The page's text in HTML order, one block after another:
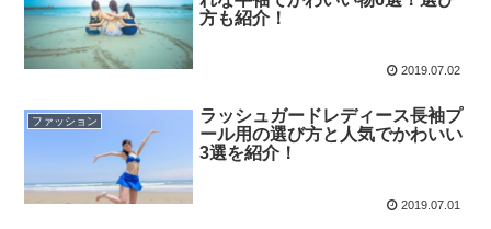
方も紹介！
2019.07.02
ファッション
ラッシュガードレディース長袖プ
ール用の選び方と人気でかわいい
3選を紹介！
2019.07.01